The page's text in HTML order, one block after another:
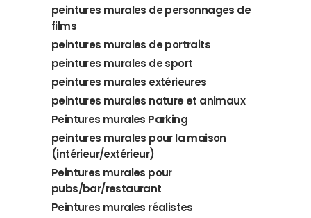
peintures murales de personnages de
films
peintures murales de portraits
peintures murales de sport
peintures murales extérieures
peintures murales nature et animaux
Peintures murales Parking
peintures murales pour la maison
(intérieur/extérieur)
Peintures murales pour
pubs/bar/restaurant
Peintures murales réalistes